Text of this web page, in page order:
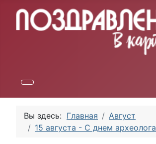
Вы здесь: Главная
Август
15 августа - С днем археолога